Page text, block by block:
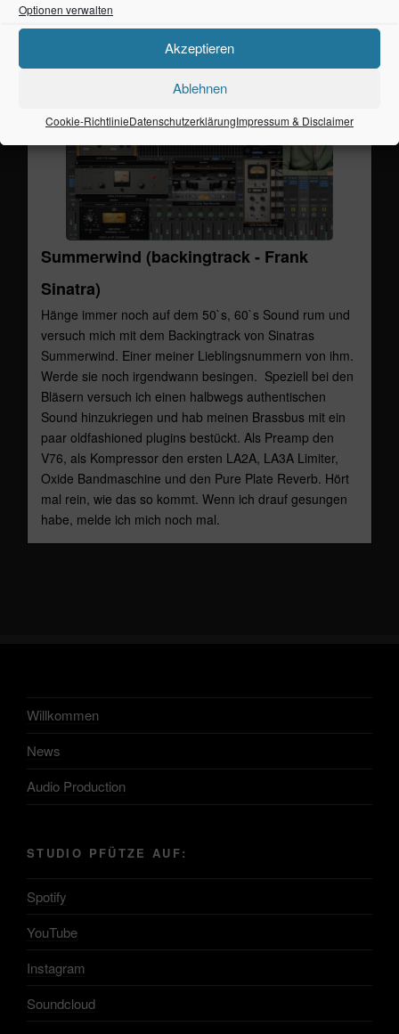
Optionen verwalten
Akzeptieren
Ablehnen
Cookie-RichtlinieDatenschutzerklärungImpressum & Disclaimer
im folgenden Video von Universal Audio ohne viel
Tamtam drumrum kurz erklärt:
Summerwind (backingtrack - Frank
Sinatra)
Hänge immer noch auf dem 50`s, 60`s Sound rum und
versuch mich mit dem Backingtrack von Sinatras
Summerwind. Einer meiner Lieblingsnummern von ihm.
Werde sie noch irgendwann besingen. Speziell bei den
Bläsern versuch ich einen halbwegs authentischen
Sound hinzukriegen und hab meinen Brassbus mit ein
paar oldfashioned plugins bestückt. Als Preamp den
V76, als Kompressor den ersten LA2A, LA3A Limiter,
Oxide Bandmaschine und den Pure Plate Reverb. Hört
mal rein, wie das so kommt. Wenn ich drauf gesungen
habe, melde ich mich noch mal.
Willkommen
News
Audio Production
STUDIO PFÜTZE AUF:
Spotify
YouTube
Instagram
Soundcloud